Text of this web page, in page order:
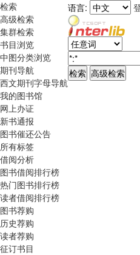
检索
高级检索
集群检索
书目浏览
中图分类浏览
期刊导航
西文期刊字母导航
我的图书馆
网上办证
新书通报
图书催还公告
所有标签
借阅分析
图书借阅排行榜
热门图书排行榜
读者借阅排行榜
图书荐购
历史荐购
读者荐购
征订书目
语言: